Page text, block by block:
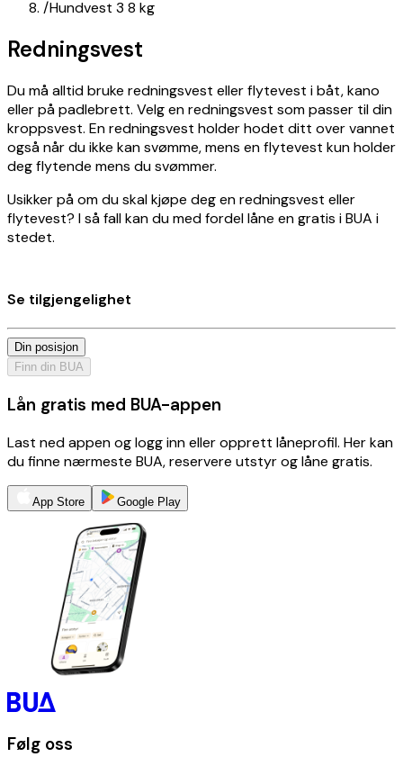
/Hundvest 3 8 kg
Redningsvest
Du må alltid bruke redningsvest eller flytevest i båt, kano
eller på padlebrett. Velg en redningsvest som passer til din
kroppsvest. En redningsvest holder hodet ditt over vannet
også når du ikke kan svømme, mens en flytevest kun holder
deg flytende mens du svømmer.
Usikker på om du skal kjøpe deg en redningsvest eller
flytevest? I så fall kan du med fordel låne en gratis i BUA i
stedet.
Se tilgjengelighet
Din posisjon
Finn din BUA
Lån gratis med BUA-appen
Last ned appen og logg inn eller opprett låneprofil. Her kan
du finne nærmeste BUA, reservere utstyr og låne gratis.
App Store Google Play
Følg oss